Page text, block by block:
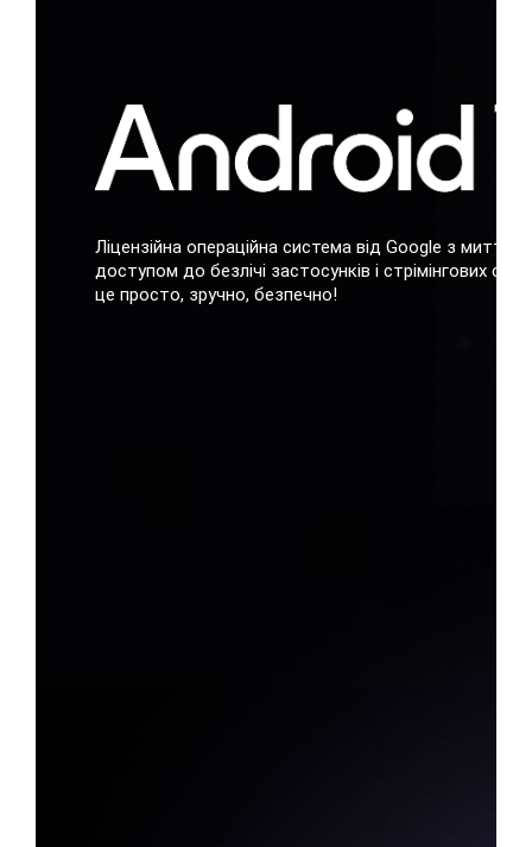
Ліцензійна операційна система від Google з
доступом до безлічі застосунків і стрімінгових
це просто, зручно, безпечно!